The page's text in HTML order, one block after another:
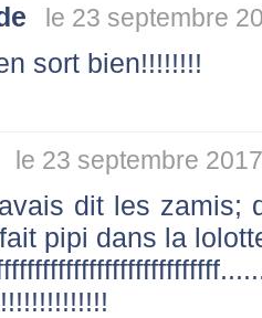
le 23 septembre
sort bien!!!!!!!!
le 23 septembre
dit les zamis;
pipi dans la